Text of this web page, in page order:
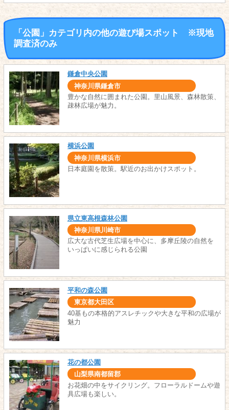
「公園」カテゴリ内の他の遊び場スポット ※現地
調査済のみ
鎌倉中央公園
神奈川県鎌倉市
豊かな自然に囲まれた公園。里山風景、森林散策、
疎林広場が魅力。
横浜公園
神奈川県横浜市
日本庭園を散策。駅近のお出かけスポット。
県立東高根森林公園
神奈川県川崎市
広大な古代芝生広場を中心に、多摩丘陵の自然を
いっぱいに感じられる公園
平和の森公園
東京都大田区
40基もの本格的アスレチックや大きな平和の広場が
魅力
花の都公園
山梨県南都留郡
お花畑の中をサイクリング。フローラルドームや遊
具広場も楽しい。